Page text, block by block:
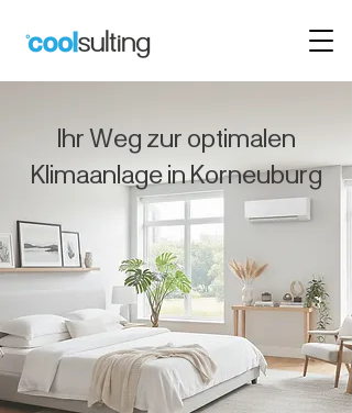
Ihr Weg zur optimalen
Klimaanlage in Korneuburg